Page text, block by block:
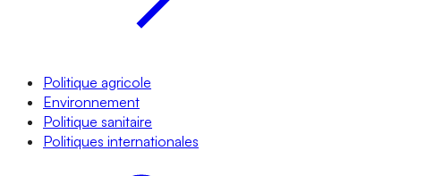
Politique agricole
Environnement
Politique sanitaire
Politiques internationales